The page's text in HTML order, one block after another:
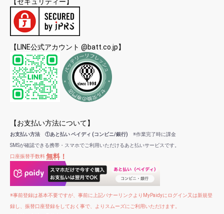
【LINE公式アカウント @batt.co.jp】
【お支払い方法について】
お支払い方法 ①あと払い ペイディ (コンビニ/銀行) ※作業完了時に課金
SMSが確認できる携帯・スマホでご利用いただけるあと払いサービスです。
口座振替手数料無料！
※事前登録は基本不要ですが、事前に上記バナーリンクよりMyPaidyにログイン又は新規登
録し、振替口座登録をしておく事で、よりスムーズにご利用いただけます。